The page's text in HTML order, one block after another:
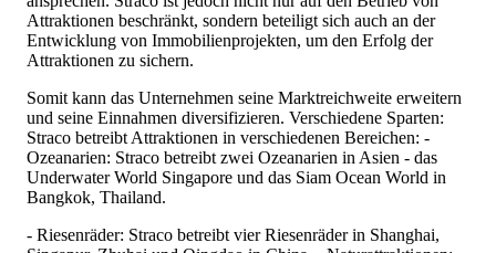
Attraktionen beschränkt, sondern beteiligt sich auch an der
Entwicklung von Immobilienprojekten, um den Erfolg der
Attraktionen zu sichern.
Somit kann das Unternehmen seine Marktreichweite erweitern
und seine Einnahmen diversifizieren. Verschiedene Sparten:
Straco betreibt Attraktionen in verschiedenen Bereichen: -
Ozeanarien: Straco betreibt zwei Ozeanarien in Asien - das
Underwater World Singapore und das Siam Ocean World in
Bangkok, Thailand.
- Riesenräder: Straco betreibt vier Riesenräder in Shanghai,